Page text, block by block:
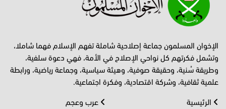
الإخوان المسلمون جماعة إصلاحية شاملة تفهم الإسلام فهما شاملا،
وتشمل فكرتهم كل نواحي الإصلاح في الأمة، فهي دعوة سلفية،
وطريقة سُنية، وحقيقة صوفية، وهيئة سياسية، وجماعة رياضية، ورابطة
علمية ثقافية، وشركة اقتصادية، وفكرة اجتماعية.
الرئيسية
عرب وعجم